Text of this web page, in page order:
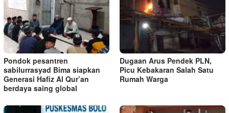
Pondok pesantren
sabilurrasyad Bima siapkan
Generasi Hafiz Al Qur’an
berdaya saing global
Dugaan Arus Pendek PLN,
Picu Kebakaran Salah Satu
Rumah Warga